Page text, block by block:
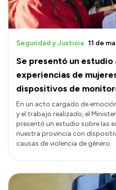
Se presentó un estudio
experiencias de
dispositivos de
Seguridad y Justicia 11 de
En un acto cargado de
y el trabajo realizado, el
presentó un estudio sobre las
nuestra provincia con
causas de violencia de género.